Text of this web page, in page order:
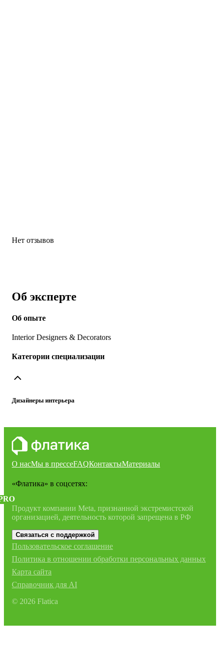
Нет отзывов
Об эксперте
Об опыте
Interior Designers & Decorators
Категории специализации
Дизайнеры интерьера
О насМы в прессеFAQКонтактыМатериалы
«Флатика» в соцсетях:
Продукт компании Meta, признанной экстремистской
организацией, деятельность которой запрещена в РФ
Связаться с поддержкой
Пользовательское соглашение
Политика в отношении обработки персональных данных
Карта сайта
Справочник для AI
© 2026 Flatica